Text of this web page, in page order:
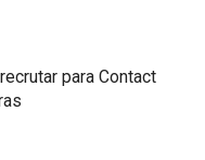
para Contact